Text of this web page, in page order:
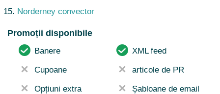
Norderney convector
Promoții disponibile
Banere XML feed
Cupoane articole de PR
Opțiuni extra Șabloane de email